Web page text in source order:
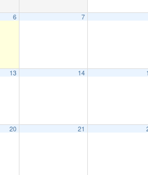
6 7
13 14
20 21